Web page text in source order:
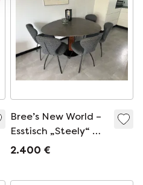
Bree’s New World –
Esstisch „Steely“ mit
5 passenden Rikki-
2.400 €